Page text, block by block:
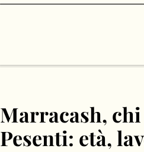
Marracash,
Pesenti: età,